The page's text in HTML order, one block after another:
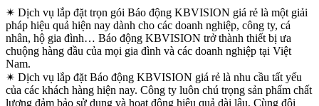
✴ Dịch vụ lắp đặt trọn gói Báo động KBVISION giá rẻ là một giải
pháp hiệu quả hiện nay dành cho các doanh nghiệp, công ty, cá
nhân, hộ gia đình… Báo động KBVISION trở thành thiết bị ưa
chuộng hàng đầu của mọi gia đình và các doanh nghiệp tại Việt
Nam.
✴ Dịch vụ lắp đặt Báo động KBVISION giá rẻ là nhu cầu tất yếu
của các khách hàng hiện nay. Công ty luôn chú trọng sản phẩm chất
lượng đảm bảo sử dụng và hoạt động hiệu quả dài lâu. Cùng đội